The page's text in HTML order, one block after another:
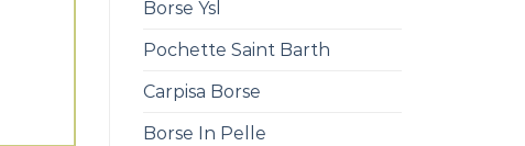
Borse Ysl
Pochette Saint Barth
Carpisa Borse
Borse In Pelle